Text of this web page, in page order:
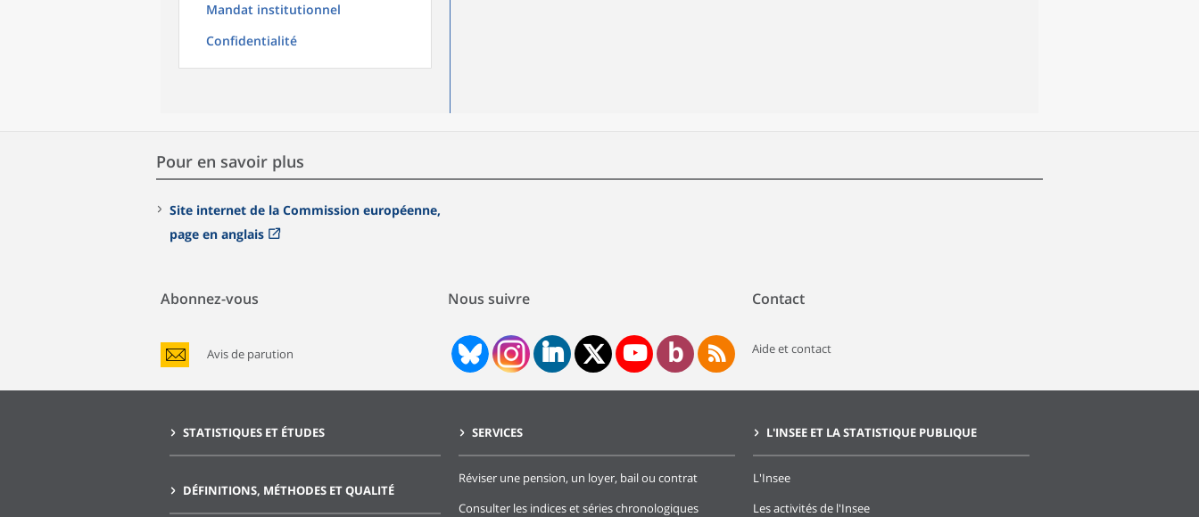
Mandat institutionnel
Confidentialité
Pour en savoir plus
Site internet de la Commission européenne,
page en anglais
Abonnez-vous
Avis de parution
Nous suivre Contact
Aide et contact
STATISTIQUES ET ÉTUDES
DÉFINITIONS, MÉTHODES ET QUALITÉ
SERVICES
Réviser une pension, un loyer, bail ou contrat
Consulter les indices et séries chronologiques
L'INSEE ET LA STATISTIQUE PUBLIQUE
L'Insee
Les activités de l'Insee